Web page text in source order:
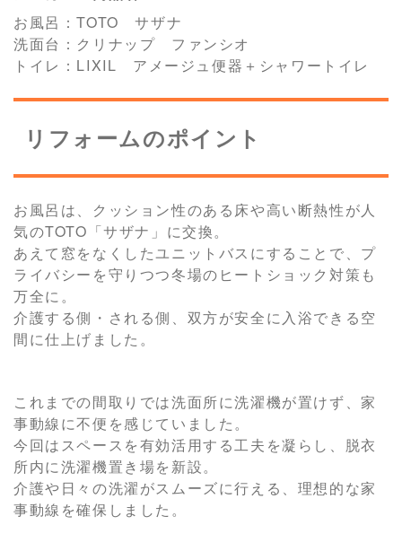
お風呂：TOTO サザナ
洗面台：クリナップ ファンシオ
トイレ：LIXIL アメージュ便器＋シャワートイレ
リフォームのポイント
お風呂は、クッション性のある床や高い断熱性が人
気のTOTO「サザナ」に交換。
あえて窓をなくしたユニットバスにすることで、プ
ライバシーを守りつつ冬場のヒートショック対策も
万全に。
介護する側・される側、双方が安全に入浴できる空
間に仕上げました。
これまでの間取りでは洗面所に洗濯機が置けず、家
事動線に不便を感じていました。
今回はスペースを有効活用する工夫を凝らし、脱衣
所内に洗濯機置き場を新設。
介護や日々の洗濯がスムーズに行える、理想的な家
事動線を確保しました。